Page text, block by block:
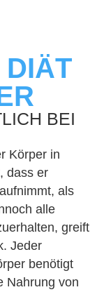
BEI
Körper in
dass er
als
alle
greift
Jeder
benötigt
Nahrung von